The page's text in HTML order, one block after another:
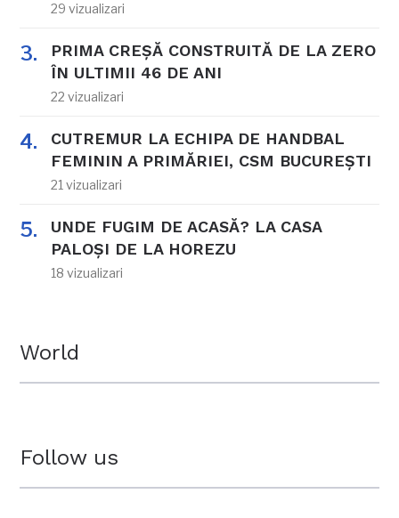
29 vizualizari
PRIMA CREȘĂ CONSTRUITĂ DE LA ZERO
ÎN ULTIMII 46 DE ANI
22 vizualizari
CUTREMUR LA ECHIPA DE HANDBAL
FEMININ A PRIMĂRIEI, CSM BUCUREȘTI
21 vizualizari
UNDE FUGIM DE ACASĂ? LA CASA
PALOȘI DE LA HOREZU
18 vizualizari
World
Follow us